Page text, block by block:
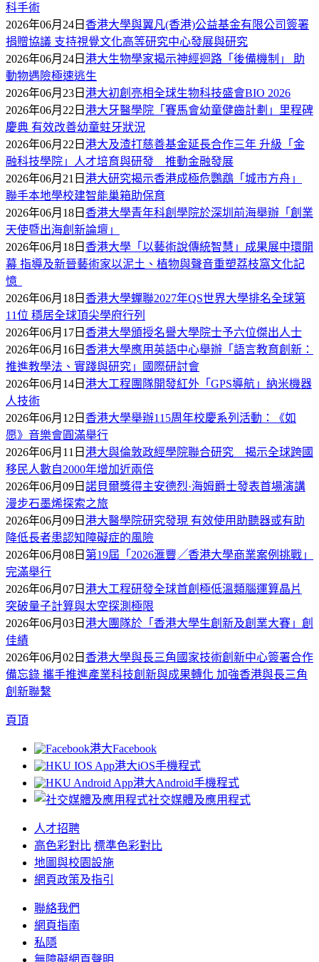
科手術
2026年06月24日 香港大學與翼凡(香港)公益基金有限公司簽署
捐贈協議 支持視覺文化高等研究中心發展與研究
2026年06月24日 港大生物學家揭示神經迴路「後備機制」 助
動物遇險極速逃生
2026年06月23日 港大初創亮相全球生物科技盛會BIO 2026
2026年06月22日 港大牙醫學院「賽馬會幼童健齒計劃」里程碑
慶典 有效改善幼童蛀牙狀況
2026年06月22日 港大及渣打慈善基金延長合作三年 升級「金
融科技學院」人才培育與研發 推動金融發展
2026年06月21日 港大研究揭示香港成極危鸚鵡「城市方舟」
聯手本地學校建智能巢箱助保育
2026年06月18日 香港大學青年科創學院於深圳前海舉辦「創業
天使暨出海創新論壇」
2026年06月18日 香港大學「以藝術說傳統智慧」成果展中環開
幕 指導及新晉藝術家以泥土、植物與聲音重塑荔枝窩文化記
憶
2026年06月18日 香港大學蟬聯2027年QS世界大學排名全球第
11位 穩居全球頂尖學府行列
2026年06月17日 香港大學頒授名譽大學院士予六位傑出人士
2026年06月16日 香港大學應用英語中心舉辦「語言教育創新：
推進教學法、實踐與研究」國際研討會
2026年06月14日 港大工程團隊開發紅外「GPS導航」納米機器
人技術
2026年06月12日 香港大學舉辦115周年校慶系列活動：《如
愿》音樂會圓滿舉行
2026年06月11日 港大與倫敦政經學院聯合研究 揭示全球跨國
移民人數自2000年增加近兩倍
2026年06月09日 諾貝爾獎得主安德烈·海姆爵士發表首場演講
漫步石墨烯探索之旅
2026年06月09日 港大醫學院研究發現 有效使用助聽器或有助
降低長者患認知障礙症的風險
2026年06月08日 第19屆「2026滙豐╱香港大學商業案例挑戰」
完滿舉行
2026年06月07日 港大工程研發全球首創極低溫類腦運算晶片
突破量子計算與太空探測極限
2026年06月03日 港大團隊於「香港大學生創新及創業大賽」創
佳績
2026年06月02日 香港大學與長三角國家技術創新中心簽署合作
備忘錄 攜手推進產業科技創新與成果轉化 加強香港與長三角
創新聯繫
頁頂
港大Facebook
港大iOS手機程式
港大Android手機程式
社交媒體及應用程式
人才招聘
高色彩對比 標準色彩對比
地圖與校園設施
網頁政策及指引
聯絡我們
網頁指南
私隱
無障礙網頁聲明